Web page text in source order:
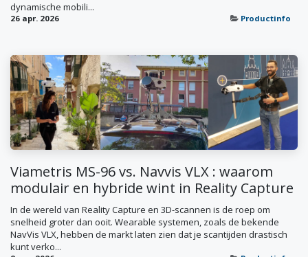
dynamische mobili...
26 apr. 2026 Productinfo
Viametris MS-96 vs. Navvis VLX : waarom
modulair en hybride wint in Reality Capture
In de wereld van Reality Capture en 3D-scannen is de roep om
snelheid groter dan ooit. Wearable systemen, zoals de bekende
NavVis VLX, hebben de markt laten zien dat je scantijden drastisch
kunt verko...